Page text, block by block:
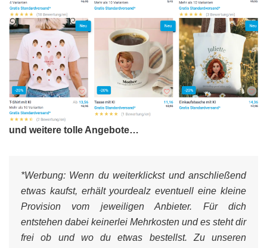
und weitere tolle Angebote…
*Werbung: Wenn du weiterklickst und anschließend
etwas kaufst, erhält yourdealz eventuell eine kleine
Provision vom jeweiligen Anbieter. Für dich
entstehen dabei keinerlei Mehrkosten und es steht dir
frei ob und wo du etwas bestellst. Zu unseren